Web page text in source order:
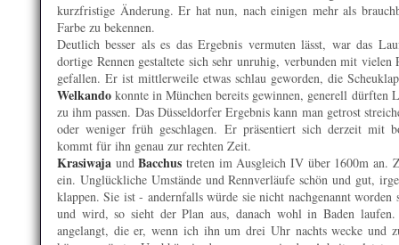
kurzfristige Änderung. Er hat nun, nach einigen mehr als
Farbe zu bekennen.
Deutlich besser als es das Ergebnis vermuten lässt, war das
dortige Rennen gestaltete sich sehr unruhig, verbunden mit
gefallen. Er ist mittlerweile etwas schlau geworden, die
Welkando konnte in München bereits gewinnen, generell dürften
zu ihm passen. Das Düsseldorfer Ergebnis kann man getrost
oder weniger früh geschlagen. Er präsentiert sich derzeit mit
kommt für ihn genau zur rechten Zeit.
Krasiwaja undBacchus treten im Ausgleich IV über 1600m an.
ein. Unglückliche Umstände und Rennverläufe schön und gut,
klappen. Sie ist - andernfalls würde sie nicht nachgenannt
und wird, so sieht der Plan aus, danach wohl in Baden
angelangt, die er, wenn ich ihn um drei Uhr nachts wecke und